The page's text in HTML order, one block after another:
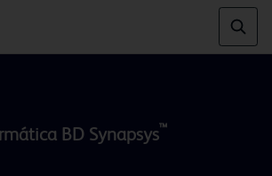
BD Synapsys™